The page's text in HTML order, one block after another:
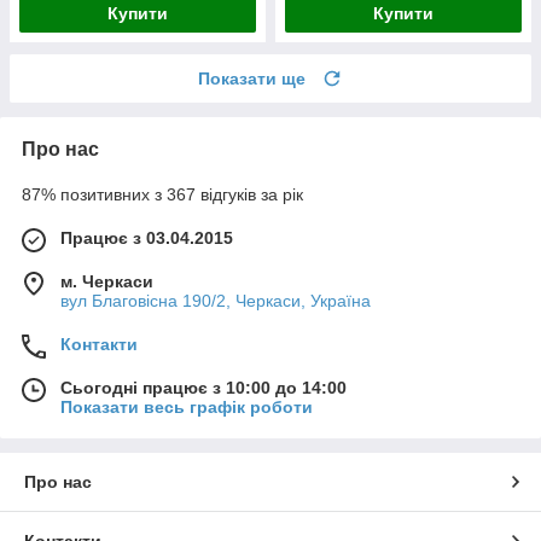
Купити Купити
Показати ще
Про нас
87% позитивних з 367 відгуків за рік
Працює з 03.04.2015
м. Черкаси
вул Благовісна 190/2, Черкаси, Україна
Контакти
Сьогодні працює з 10:00 до 14:00
Показати весь графік роботи
Про нас